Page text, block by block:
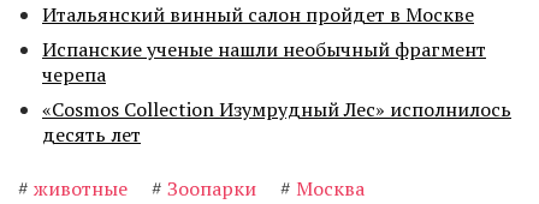
Итальянский винный салон пройдет в Москве
Испанские ученые нашли необычный фрагмент
черепа
«Cosmos Collection Изумрудный Лес» исполнилось
десять лет
# животные # Зоопарки # Москва